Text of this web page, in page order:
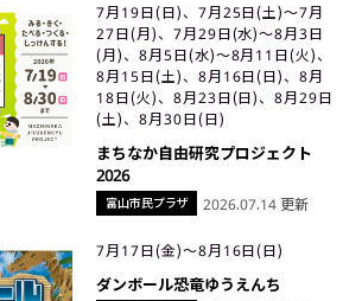
富山市民プラザ
7月19日(日)、7月25日(土)〜7月
27日(月)、7月29日(水)〜8月3日
(月)、8月5日(水)〜8月11日(火)、
8月15日(土)、8月16日(日)、8月
18日(火)、8月23日(日)、8月29日
(土)、8月30日(日)
まちなか自由研究プロジェクト
2026
2026.07.14 更新
7月17日(金)〜8月16日(日)
ダンボール恐竜ゆうえんち